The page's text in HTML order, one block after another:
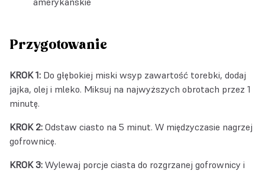
Przygotowanie
KROK 1: Do głębokiej miski wsyp zawartość torebki, dodaj
jajka, olej i mleko. Miksuj na najwyższych obrotach przez 1
minutę.
KROK 2: Odstaw ciasto na 5 minut. W międzyczasie nagrzej
gofrownicę.
KROK 3: Wylewaj porcje ciasta do rozgrzanej gofrownicy i